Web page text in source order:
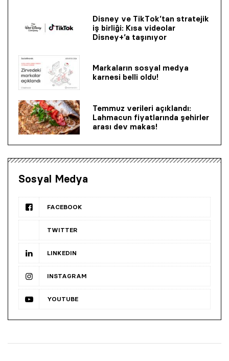
Disney ve TikTok’tan stratejik
iş birliği: Kısa videolar
Disney+’a taşınıyor
Markaların sosyal medya
karnesi belli oldu!
Temmuz verileri açıklandı:
Lahmacun fiyatlarında şehirler
arası dev makas!
Sosyal Medya
FACEBOOK
TWITTER
LINKEDIN
INSTAGRAM
YOUTUBE